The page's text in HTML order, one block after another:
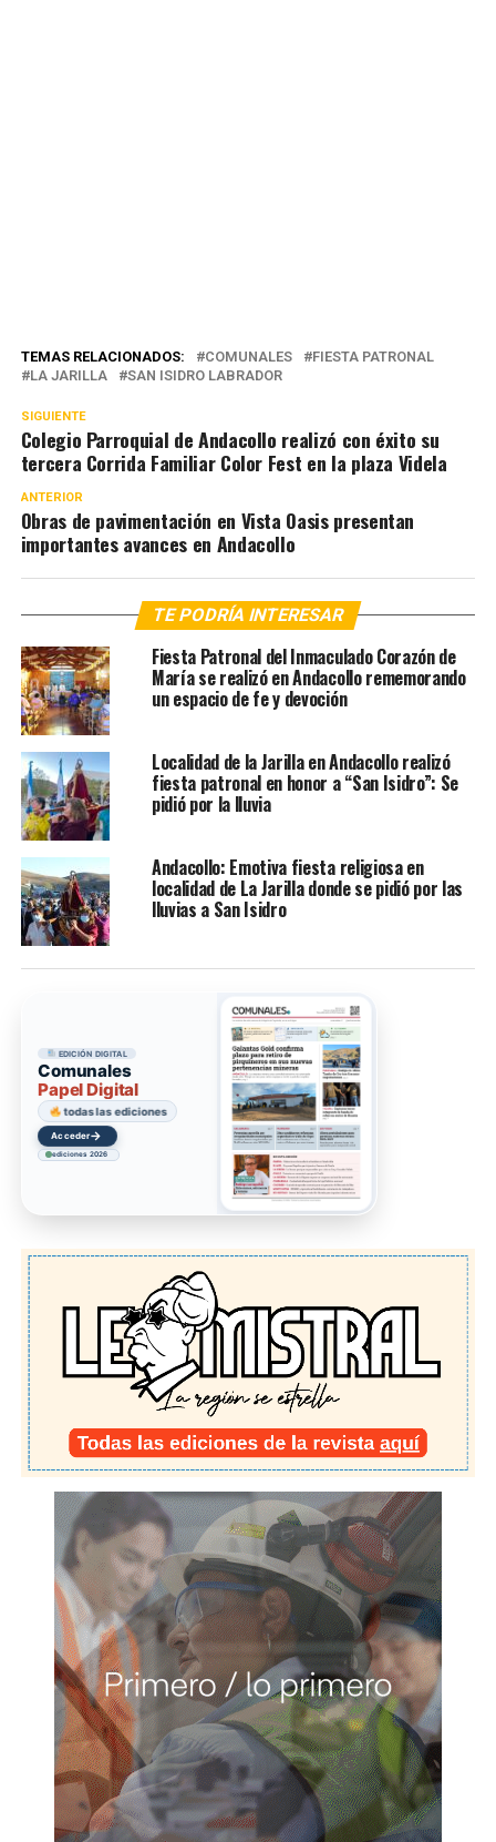
TEMAS RELACIONADOS: COMUNALES
FIESTA PATRONAL
LA JARILLA
SAN ISIDRO LABRADOR
SIGUIENTE
Colegio Parroquial de Andacollo realizó con éxito su
tercera Corrida Familiar Color Fest en la plaza Videla
ANTERIOR
Obras de pavimentación en Vista Oasis presentan
importantes avances en Andacollo
TE PODRÍA INTERESAR
Fiesta Patronal del Inmaculado Corazón de
María se realizó en Andacollo rememorando
un espacio de fe y devoción
Localidad de la Jarilla en Andacollo realizó
fiesta patronal en honor a “San Isidro”: Se
pidió por la lluvia
Andacollo: Emotiva fiesta religiosa en
localidad de La Jarilla donde se pidió por las
lluvias a San Isidro
EDICIÓN DIGITAL
Comunales
Papel Digital
todas las ediciones
Acceder→
ediciones 2026